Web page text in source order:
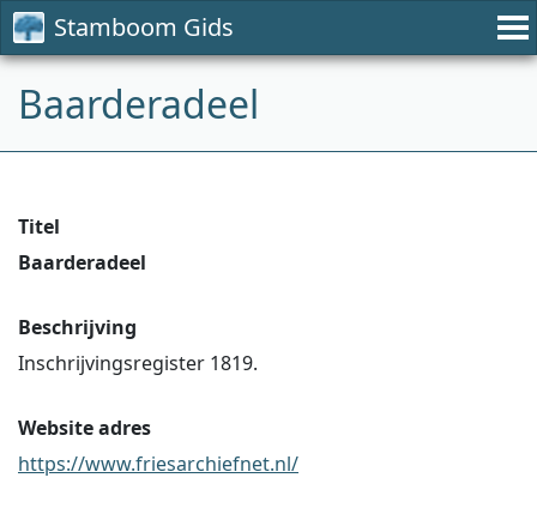
Stamboom Gids
Baarderadeel
Titel
Baarderadeel
Beschrijving
Inschrijvingsregister 1819.
Website adres
https://www.friesarchiefnet.nl/